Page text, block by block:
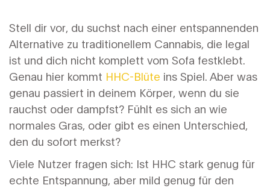
Stell dir vor, du suchst nach einer entspannenden
Alternative zu traditionellem Cannabis, die legal
ist und dich nicht komplett vom Sofa festklebt.
Genau hier kommt HHC-Blüte ins Spiel. Aber was
genau passiert in deinem Körper, wenn du sie
rauchst oder dampfst? Fühlt es sich an wie
normales Gras, oder gibt es einen Unterschied,
den du sofort merkst?
Viele Nutzer fragen sich: Ist HHC stark genug für
echte Entspannung, aber mild genug für den